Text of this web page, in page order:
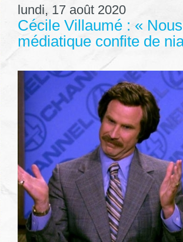
lundi, 17 août 2020
Cécile Villaumé : «
médiatique confite de